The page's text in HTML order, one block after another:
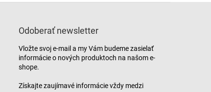
Odoberať newsletter
Vložte svoj e-mail a my Vám budeme zasielať
informácie o nových produktoch na našom e-
shope.